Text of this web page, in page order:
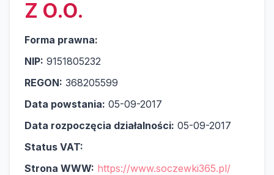
Z O.O.
Forma prawna:
NIP: 9151805232
REGON: 368205599
Data powstania: 05-09-2017
Data rozpoczęcia działalności: 05-09-2017
Status VAT:
Strona WWW: https://www.soczewki365.pl/